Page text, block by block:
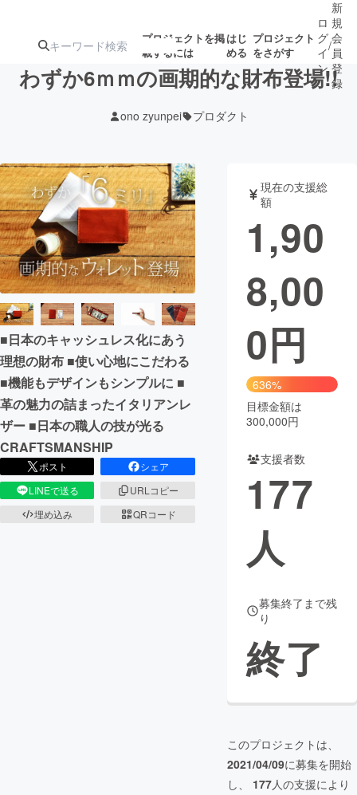
プロジェクトを掲
載するには
はじ
める
プロジェクト
をさがす
アート・写真
テクノロジー・ガジェット ゲーム・サ
映像・映画 書籍・雑誌
ビジネス・起業 チャレンジ
まちづくり・地域活性化
CAMPFIRE for Social Good
CAMPFIREふるさと納税machi-ya コミュニティ
ロ
グ
イ
ン
/
新
規
会
員
登
録
わずか6ｍｍの画期的な財布登場!!
ono zyunpei プロダクト
■日本のキャッシュレス化にあう
理想の財布 ■使い心地にこだわる
■機能もデザインもシンプルに ■
革の魅力の詰まったイタリアンレ
ザー ■日本の職人の技が光る
CRAFTSMANSHIP
ポスト
シェア
LINEで送る
URLコピー
埋め込み
QRコード
現在の支援総
額
1,90
8,00
0円
636%
目標金額は
300,000円
支援者数
177
人
募集終了まで残
り
終了
このプロジェクトは、
2021/04/09に募集を開始
し、 177人の支援により